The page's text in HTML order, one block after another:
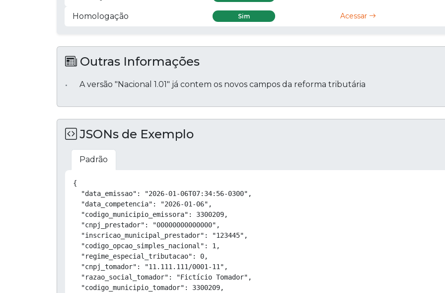
Homologação Sim Acessar
Outras Informações
A versão "Nacional 1.01" já contem os novos campos da reforma tributária
JSONs de Exemplo
Padrão
{
  "data_emissao": "2026-01-06T07:34:56-0300",
  "data_competencia": "2026-01-06",
  "codigo_municipio_emissora": 3300209,
  "cnpj_prestador": "00000000000000",
  "inscricao_municipal_prestador": "123445",
  "codigo_opcao_simples_nacional": 1,
  "regime_especial_tributacao": 0,
  "cnpj_tomador": "11.111.111/0001-11",
  "razao_social_tomador": "Fictício Tomador",
  "codigo_municipio_tomador": 3300209,